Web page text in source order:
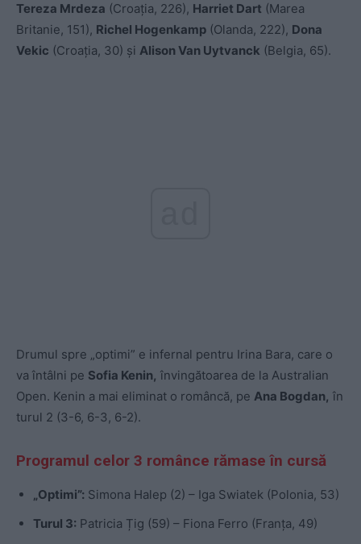
Tereza Mrdeza (Croația, 226), Harriet Dart (Marea
Britanie, 151), Richel Hogenkamp (Olanda, 222), Dona
Vekic (Croația, 30) și Alison Van Uytvanck (Belgia, 65).
Drumul spre „optimi” e infernal pentru Irina Bara, care o
va întâlni pe Sofia Kenin, învingătoarea de la Australian
Open. Kenin a mai eliminat o româncă, pe Ana Bogdan, în
turul 2 (3-6, 6-3, 6-2).
Programul celor 3 românce rămase în cursă
„Optimi”: Simona Halep (2) – Iga Swiatek (Polonia, 53)
Turul 3: Patricia Țig (59) – Fiona Ferro (Franța, 49)